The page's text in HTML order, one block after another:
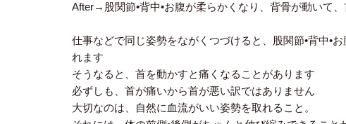
After→股関節•背中•お腹が柔らかくなり、背骨が動いて
仕事などで同じ姿勢をながくつづけると、股関節•背中•
れます
そうなると、首を動かすと痛くなることがあります
必ずしも、首が痛いから首が悪い訳ではありません
大切なのは、自然に血流がいい姿勢を取れること。